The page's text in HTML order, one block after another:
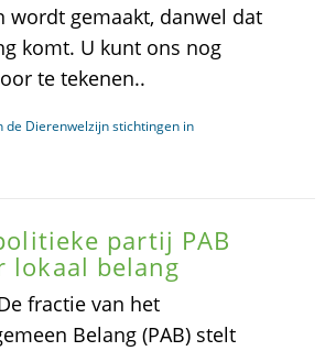
wordt gemaakt, danwel dat
komt. U kunt ons nog
te tekenen..
de Dierenwelzijn stichtingen in
partij PAB
lokaal belang
fractie van het
Belang (PAB) stelt